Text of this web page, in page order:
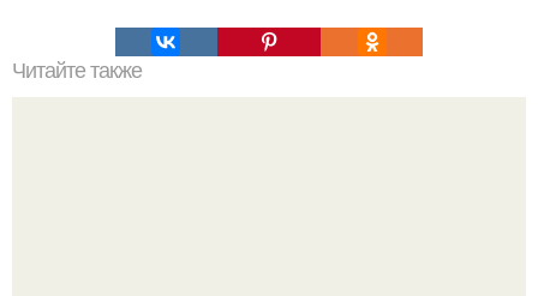
Читайте также